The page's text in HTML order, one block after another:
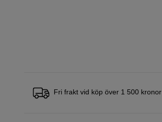
Fri frakt vid köp över 1 500 kronor